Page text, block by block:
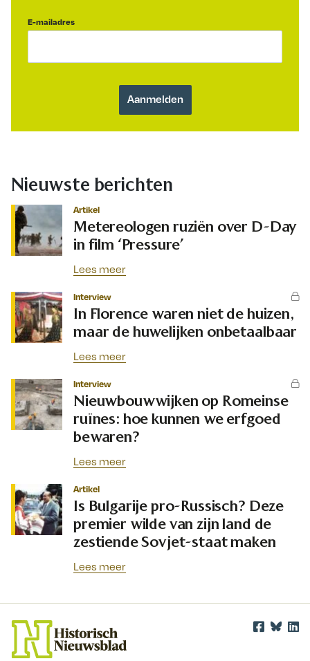
E-mailadres
Nieuwste berichten
Artikel
Metereologen ruziën over D-Day
in film ‘Pressure’
Lees meer
Interview
In Florence waren niet de huizen,
maar de huwelijken onbetaalbaar
Lees meer
Interview
Nieuwbouwwijken op Romeinse
ruïnes: hoe kunnen we erfgoed
bewaren?
Lees meer
Artikel
Is Bulgarije pro-Russisch? Deze
premier wilde van zijn land de
zestiende Sovjet-staat maken
Lees meer